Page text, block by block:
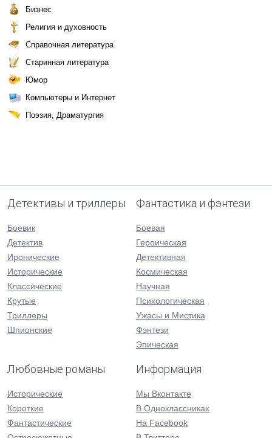
Бизнес
Религия и духовность
Справочная литература
Старинная литература
Юмор
Компьютеры и Интернет
Поэзия, Драматургия
Детективы и триллеры
Боевик
Детектив
Иронические
Исторические
Классические
Крутые
Триллеры
Шпионские
Фантастика и фэнтези
Боевая
Героическая
Детективная
Космическая
Научная
Психологическая
Ужасы и Мистика
Фэнтези
Эпическая
Любовные романы
Исторические
Короткие
Фантастические
Информация
Мы Вконтакте
В Одноклассниках
На Facebook